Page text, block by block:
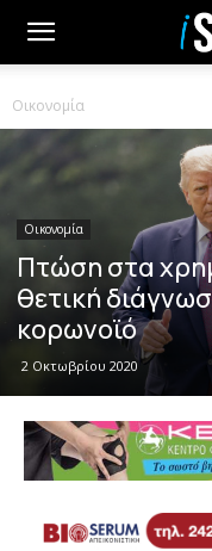
Οικονομία
Οικονομία
Πτώση στα
θετική
κορωνοϊό
2 Οκτωβρίου 2020